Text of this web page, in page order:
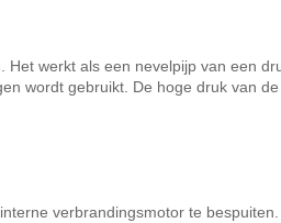
werkt als een nevelpijp van een
wordt gebruikt. De hoge druk van
verbrandingsmotor te